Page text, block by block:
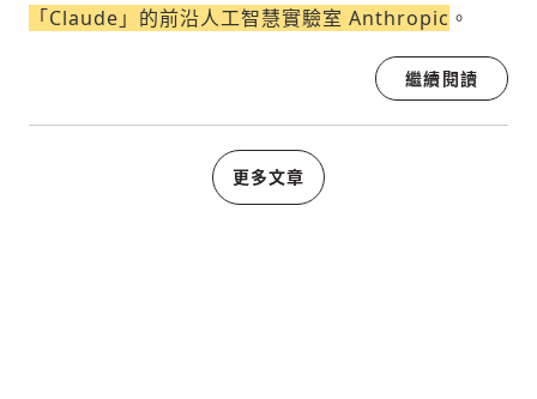
「Claude」的前沿人工智慧實驗室 Anthropic 。
繼續閱讀
更多文章